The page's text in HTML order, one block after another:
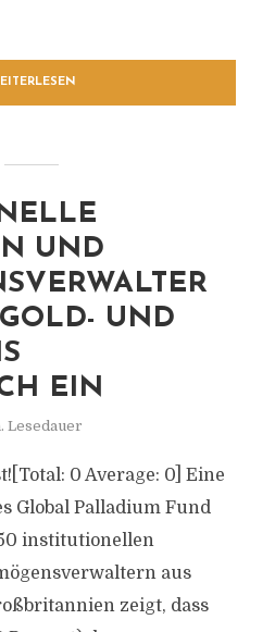
UND
UND
EIN
Lesedauer
0 Average: 0] Eine
Global Palladium Fund
institutionellen
aus
zeigt, dass